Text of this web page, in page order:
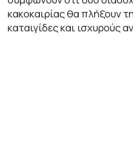
κακοκαιρίας θα πλήξουν
καταιγίδες και ισχυρούς